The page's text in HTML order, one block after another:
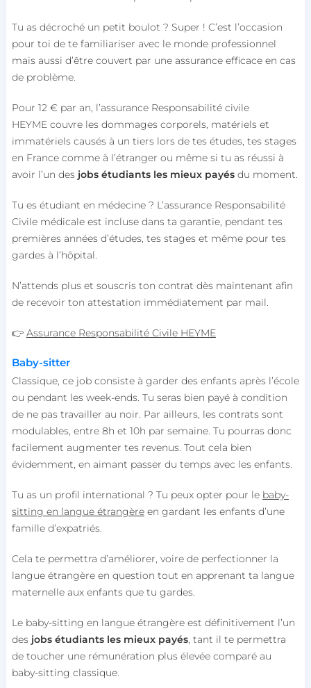
Tu as décroché un petit boulot ? Super ! C’est l’occasion
pour toi de te familiariser avec le monde professionnel
mais aussi d’être couvert par une assurance efficace en cas
de problème.
Pour 12 € par an, l’assurance Responsabilité civile
HEYME couvre les dommages corporels, matériels et
immatériels causés à un tiers lors de tes études, tes stages
en France comme à l’étranger ou même si tu as réussi à
avoir l’un des jobs étudiants les mieux payésdu moment.
Tu es étudiant en médecine ? L’assurance Responsabilité
Civile médicale est incluse dans ta garantie, pendant tes
premières années d’études, tes stages et même pour tes
gardes à l’hôpital.
N’attends plus et souscris ton contrat dès maintenant afin
de recevoir ton attestation immédiatement par mail.
👉 Assurance Responsabilité Civile HEYME
Baby-sitter
Classique, ce job consiste à garder des enfants après l’école
ou pendant les week-ends. Tu seras bien payé à condition
de ne pas travailler au noir. Par ailleurs, les contrats sont
modulables, entre 8h et 10h par semaine. Tu pourras donc
facilement augmenter tes revenus. Tout cela bien
évidemment, en aimant passer du temps avec les enfants.
Tu as un profil international ? Tu peux opter pour le baby-
sitting en langue étrangèreen gardant les enfants d’une
famille d’expatriés.
Cela te permettra d’améliorer, voire de perfectionner la
langue étrangère en question tout en apprenant ta langue
maternelle aux enfants que tu gardes.
Le baby-sitting en langue étrangère est définitivement l’un
des jobs étudiants les mieux payés, tant il te permettra
de toucher une rémunération plus élevée comparé au
baby-sitting classique.